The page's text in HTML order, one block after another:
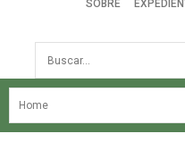
SOBRE
Busca
NOSSA HISTÓRIA